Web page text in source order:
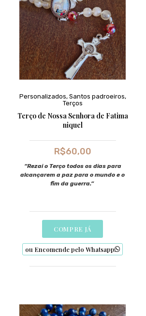
Personalizados, Santos padroeiros,
Terços
Terço de Nossa Senhora de Fatima
niquel
R$60,00
“Rezai o Terço todos os dias para
alcançarem a paz para o mundo e o
fim da guerra.”
COMPRE JÁ
ou Encomende pelo Whatsapp